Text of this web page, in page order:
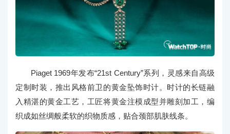
Piaget 1969年发布“21st Century”系列，灵感来自高级
定制时装，推出风格前卫的黄金坠饰时计。时计的长链融
入精湛的黄金工艺，工匠将黄金注模成型并雕刻加工，编
织成如丝绸般柔软的织物质感，贴合颈部肌肤线条。